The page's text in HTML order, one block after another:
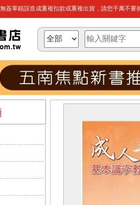
簽單錯誤造成重複扣款或重複出貨，請您千萬不要